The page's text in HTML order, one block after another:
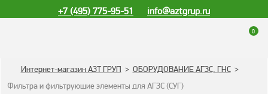
+7 (495) 775-95-51 info@aztgrup.ru
0
КАТАЛОГ ПРОДУКЦИИ
Интернет-магазин АЗТ ГРУП > ОБОРУДОВАНИЕ АГЗС, ГНС >
Фильтра и фильтрующие элементы для АГЗС (СУГ)